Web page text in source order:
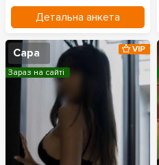
Детальна анкета
Сара VIP
Зараз на сайті